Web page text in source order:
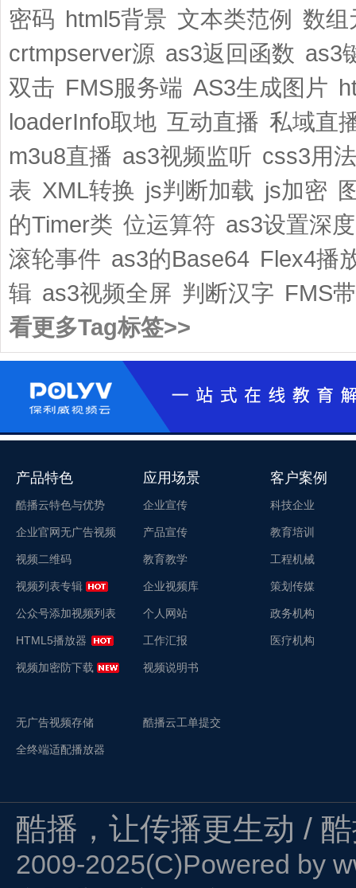
密码 html5背景 文本类范例 数组
crtmpserver源 as3返回函数 as3
双击 FMS服务端 AS3生成图片
loaderInfo取地 互动直播 私域直
m3u8直播 as3视频监听 css3用法
表 XML转换 js判断加载 js加密
的Timer类 位运算符 as3设置深度
滚轮事件 as3的Base64 Flex4播
辑 as3视频全屏 判断汉字 FMS
看更多Tag标签>>
产品特色
酷播云特色与优势
企业官网无广告视频
视频二维码
视频列表专辑
公众号添加视频列表
HTML5播放器
视频加密防下载
无广告视频存储
全终端适配播放器
应用场景
企业宣传
产品宣传
教育教学
企业视频库
个人网站
工作汇报
视频说明书
酷播云工单提交
客户案例
科技企业
教育培训
工程机械
策划传媒
政务机构
医疗机构
酷播，让传播更生动 /
2009-2025(C)Powered by